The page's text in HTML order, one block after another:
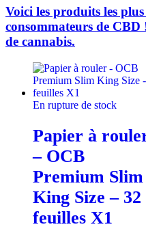
Voici les produits les
consommateurs de CBD
de cannabis.
En rupture de stock
Papier à
– OCB
Premium Slim
King Size – 32
feuilles X1